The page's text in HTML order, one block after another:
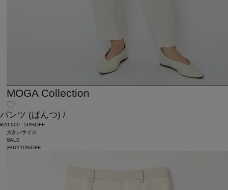
MOGA Collection
パンツ (ぱんつ) /
¥20,900
50%OFF
大きいサイズ
SALE
2BUY10%OFF